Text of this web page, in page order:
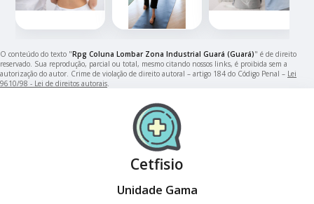
O conteúdo do texto "Rpg Coluna Lombar Zona Industrial Guará (Guará)" é de direito
reservado. Sua reprodução, parcial ou total, mesmo citando nossos links, é proibida sem a
autorização do autor. Crime de violação de direito autoral – artigo 184 do Código Penal – Lei
9610/98 - Lei de direitos autorais.
Cetfisio
Unidade Gama